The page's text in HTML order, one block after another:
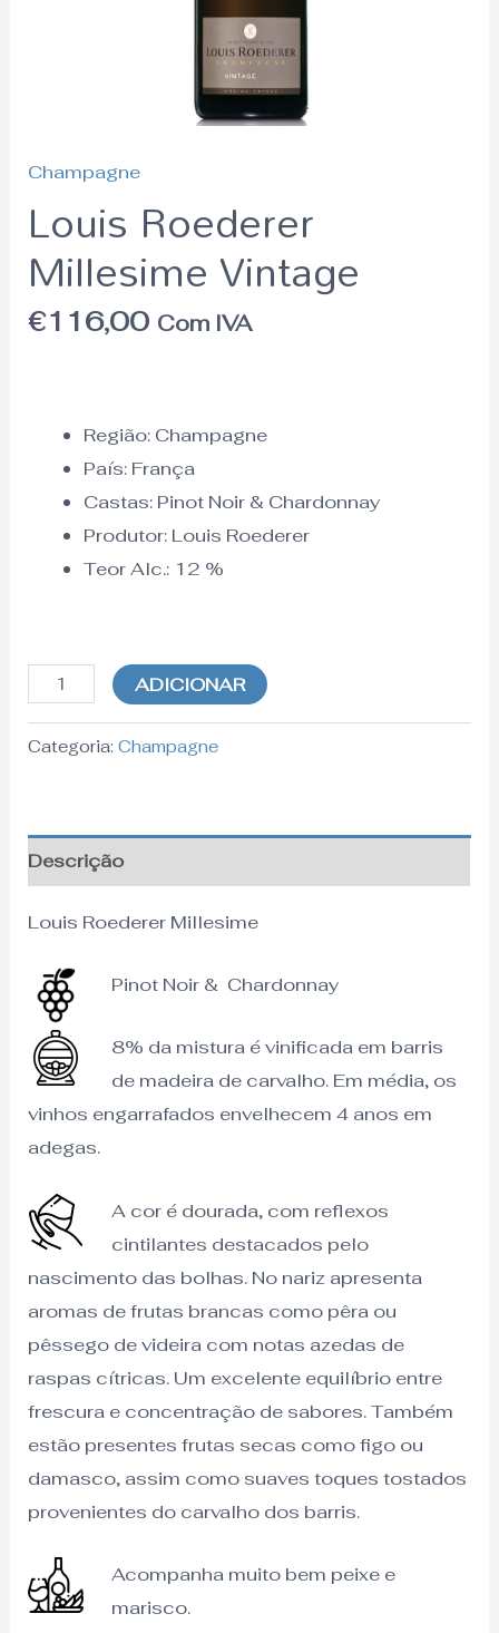
Champagne
Louis Roederer
Millesime Vintage
€116,00 Com IVA
Região: Champagne
País: França
Castas: Pinot Noir & Chardonnay
Produtor: Louis Roederer
Teor Alc.:12 %
ADICIONAR
Categoria:Champagne
Descrição
Louis Roederer Millesime
Pinot Noir & Chardonnay
8% da mistura é vinificada em barris
de madeira de carvalho. Em média, os
vinhos engarrafados envelhecem 4 anos em
adegas.
A cor é dourada, com reflexos
cintilantes destacados pelo
nascimento das bolhas. No nariz apresenta
aromas de frutas brancas como pêra ou
pêssego de videira com notas azedas de
raspas cítricas. Um excelente equilíbrio entre
frescura e concentração de sabores. Também
estão presentes frutas secas como figo ou
damasco, assim como suaves toques tostados
provenientes do carvalho dos barris.
Acompanha muito bem peixe e
marisco.